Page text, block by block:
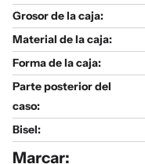
Grosor de la caja:
Material de la caja:
Forma de la caja:
Parte posterior del
caso:
Bisel:
Marcar: